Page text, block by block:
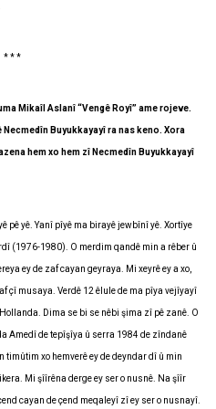
* * *
Mikaîl Aslanî “Vengê Royî” ame rojeve.
Necmedîn Buyukkayayî ra nas keno. Xora
hem xo hem zî Necmedîn Buyukkayayî
pê yê. Yanî pîyê ma birayê jewbînî yê. Xortîye
(1976-1980). O merdim qandê min a rêber û
ey de zaf cayan geyraya. Mi xeyrê ey a xo,
çî musaya. Verdê 12 êlule de ma pîya vejîyayî
Dima se bi se nêbi şima zî pê zanê. O
Amedî de tepîşîya û serra 1984 de zîndanê
timûtim xo hemverê ey de deyndar dî û min
Mi şîîrêna derge ey ser o nusnê. Na şîîr
cayan de çend meqaleyî zî ey ser o nusnayî.